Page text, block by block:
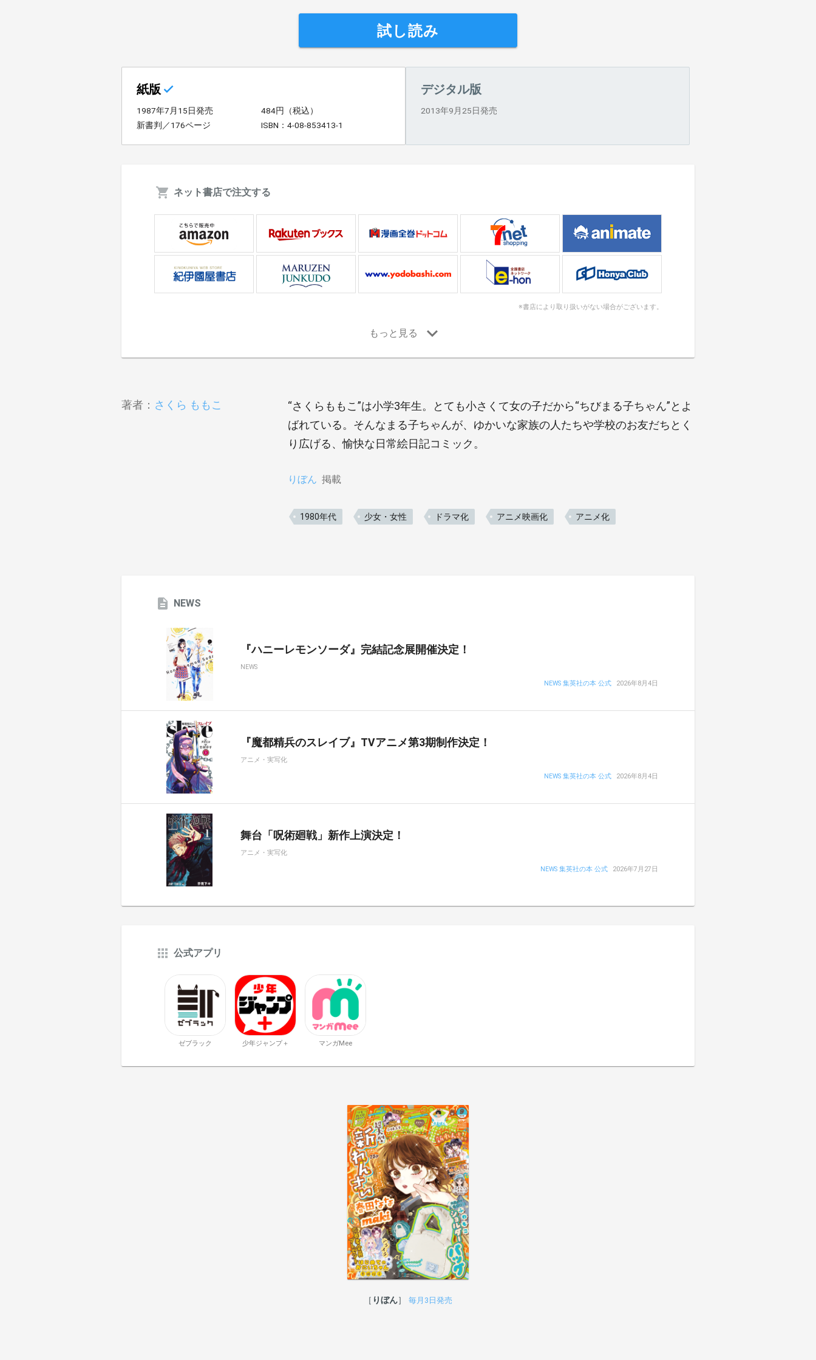
試し読み
紙版
1987年7月15日発売
484円（税込）
新書判／176ページ
ISBN：4-08-853413-1
デジタル版
2013年9月25日発売
ネット書店で注文する
※書店により取り扱いがない場合がございます。
著者： さくら ももこ
“さくらももこ”は小学3年生。とても小さくて女の子だから“ちびまる子ちゃん”とよ
ばれている。そんなまる子ちゃんが、ゆかいな家族の人たちや学校のお友だちとく
り広げる、愉快な日常絵日記コミック。
りぼん 掲載
1980年代 少女・女性 ドラマ化 アニメ映画化 アニメ化
NEWS
『ハニーレモンソーダ』完結記念展開催決定！
NEWS
NEWS 集英社の本 公式 2026年8月4日
『魔都精兵のスレイブ』TVアニメ第3期制作決定！
アニメ・実写化
NEWS 集英社の本 公式 2026年8月4日
舞台「呪術廻戦」新作上演決定！
アニメ・実写化
NEWS 集英社の本 公式 2026年7月27日
公式アプリ
ゼブラック 少年ジャンプ＋ マンガMee
りぼん 毎月3日発売